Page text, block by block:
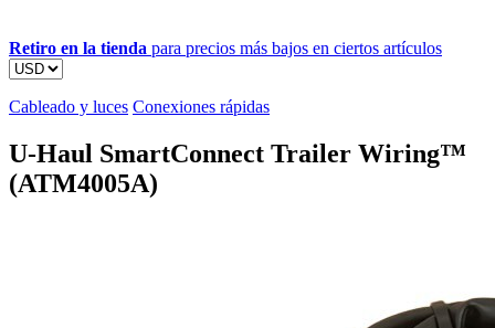
Retiro en la tienda para precios más bajos en ciertos artículos
Cableado y luces Conexiones rápidas
U-Haul SmartConnect Trailer Wiring™
(ATM4005A)